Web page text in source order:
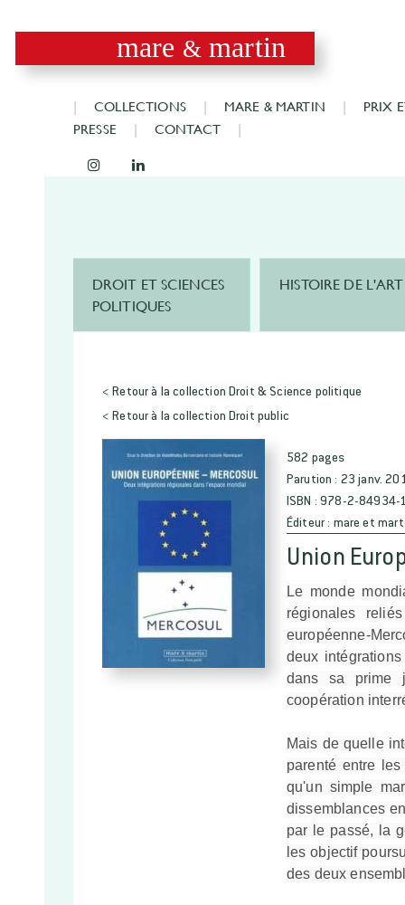
mare & martin
COLLECTIONS MARE & MARTIN
PRIX
PRESSE
CONTACT
DROIT ET SCIENCES
POLITIQUES
HISTOIRE DE L'ART
< Retour à la collection Droit & Science politique
< Retour à la collection Droit public
582 pages
Parution : 23 janv.
ISBN : 978-2-84934-
Éditeur : mare et
Union
Le monde
régionales
européenne-
deux
dans sa prime
coopération
Mais de quelle
parenté entre
qu'un simple
dissemblances
par le passé, la
les objectif
des deux